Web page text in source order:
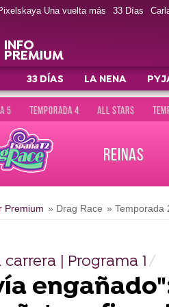
Una vuelta más 33 Días
INFO
PREMIUM
33 DÍAS LA NENA
5 TEMPORADA 4 ALL STARS
REINAS
Premium » Drag Race » Temporada
carrera | Programa 1